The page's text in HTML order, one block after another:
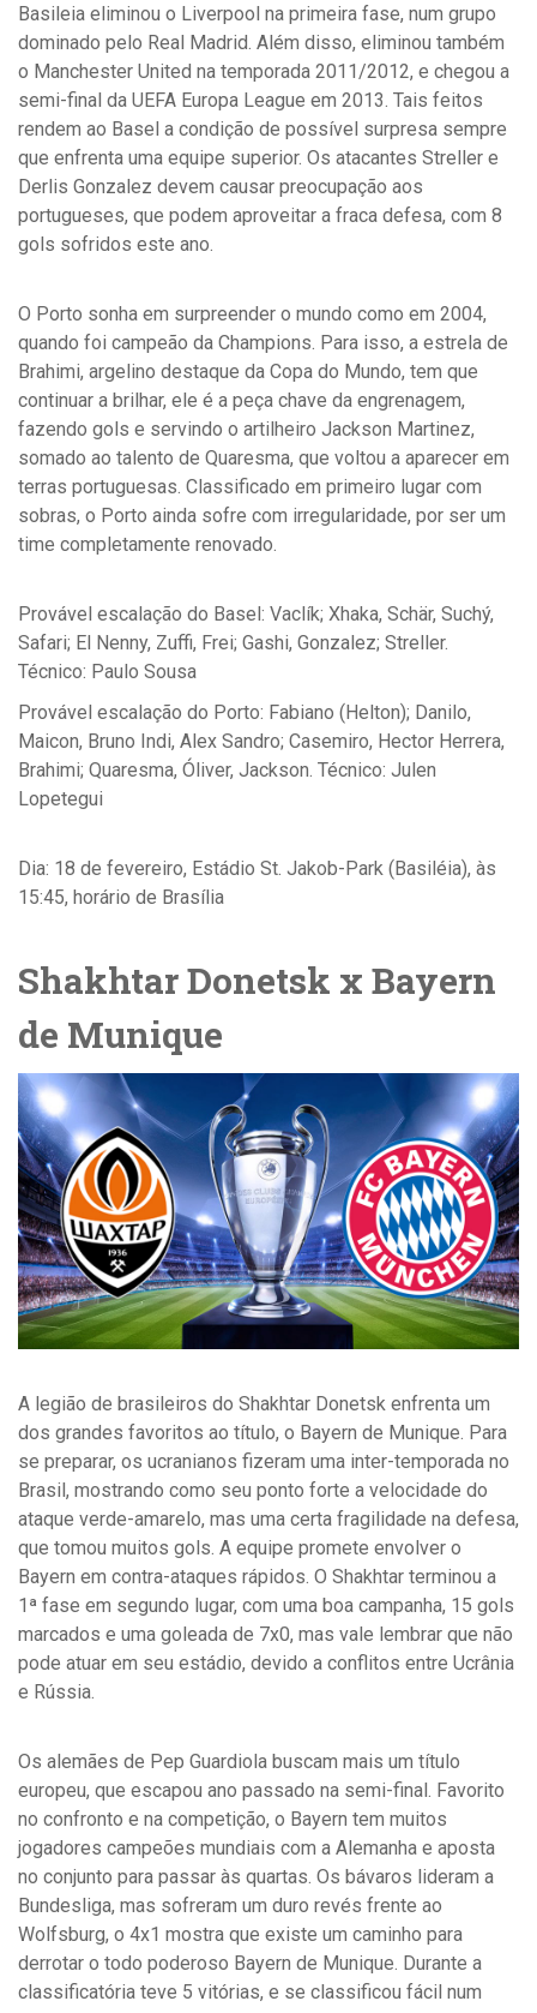
Basileia eliminou o Liverpool na primeira fase, num grupo
dominado pelo Real Madrid. Além disso, eliminou também
o Manchester United na temporada 2011/2012, e chegou a
semi-final da UEFA Europa League em 2013. Tais feitos
rendem ao Basel a condição de possível surpresa sempre
que enfrenta uma equipe superior. Os atacantes Streller e
Derlis Gonzalez devem causar preocupação aos
portugueses, que podem aproveitar a fraca defesa, com 8
gols sofridos este ano.
O Porto sonha em surpreender o mundo como em 2004,
quando foi campeão da Champions. Para isso, a estrela de
Brahimi, argelino destaque da Copa do Mundo, tem que
continuar a brilhar, ele é a peça chave da engrenagem,
fazendo gols e servindo o artilheiro Jackson Martinez,
somado ao talento de Quaresma, que voltou a aparecer em
terras portuguesas. Classificado em primeiro lugar com
sobras, o Porto ainda sofre com irregularidade, por ser um
time completamente renovado.
Provável escalação do Basel: Vaclík; Xhaka, Schär, Suchý,
Safari; El Nenny, Zuffi, Frei; Gashi, Gonzalez; Streller.
Técnico: Paulo Sousa
Provável escalação do Porto: Fabiano (Helton); Danilo,
Maicon, Bruno Indi, Alex Sandro; Casemiro, Hector Herrera,
Brahimi; Quaresma, Óliver, Jackson. Técnico: Julen
Lopetegui
Dia: 18 de fevereiro, Estádio St. Jakob-Park (Basiléia), às
15:45, horário de Brasília
Shakhtar Donetsk x Bayern
de Munique
A legião de brasileiros do Shakhtar Donetsk enfrenta um
dos grandes favoritos ao título, o Bayern de Munique. Para
se preparar, os ucranianos fizeram uma inter-temporada no
Brasil, mostrando como seu ponto forte a velocidade do
ataque verde-amarelo, mas uma certa fragilidade na defesa,
que tomou muitos gols. A equipe promete envolver o
Bayern em contra-ataques rápidos. O Shakhtar terminou a
1ª fase em segundo lugar, com uma boa campanha, 15 gols
marcados e uma goleada de 7x0, mas vale lembrar que não
pode atuar em seu estádio, devido a conflitos entre Ucrânia
e Rússia.
Os alemães de Pep Guardiola buscam mais um título
europeu, que escapou ano passado na semi-final. Favorito
no confronto e na competição, o Bayern tem muitos
jogadores campeões mundiais com a Alemanha e aposta
no conjunto para passar às quartas. Os bávaros lideram a
Bundesliga, mas sofreram um duro revés frente ao
Wolfsburg, o 4x1 mostra que existe um caminho para
derrotar o todo poderoso Bayern de Munique. Durante a
classificatória teve 5 vitórias, e se classificou fácil num